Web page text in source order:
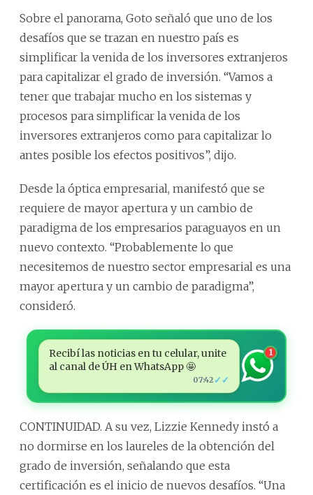
Sobre el panorama, Goto señaló que uno de los
desafíos que se trazan en nuestro país es
simplificar la venida de los inversores extranjeros
para capitalizar el grado de inversión. “Vamos a
tener que trabajar mucho en los sistemas y
procesos para simplificar la venida de los
inversores extranjeros como para capitalizar lo
antes posible los efectos positivos”, dijo.
Desde la óptica empresarial, manifestó que se
requiere de mayor apertura y un cambio de
paradigma de los empresarios paraguayos en un
nuevo contexto. “Probablemente lo que
necesitemos de nuestro sector empresarial es una
mayor apertura y un cambio de paradigma”,
consideró.
Recibí las noticias en tu celular, unite
al canal de ÚH en WhatsApp 🤩
07:42 ✓✓
1
CONTINUIDAD. A su vez, Lizzie Kennedy instó a
no dormirse en los laureles de la obtención del
grado de inversión, señalando que esta
certificación es el inicio de nuevos desafíos. “Una